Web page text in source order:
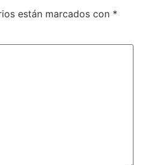
están marcados con *